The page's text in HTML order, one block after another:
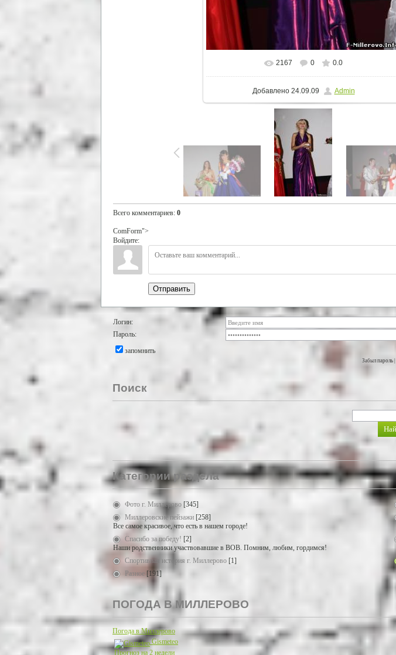
В реальном размере 400x600
2167 0 0.0
Добавлено24.09.09 Admin
Всего комментариев: 0
ComForm">
Войдите:
Отправить
Логин:
Пароль:
запомнить
Забыл пароль
Поиск
Категории раздела
Фото г. Миллерово [345]
Миллеровские пейзажи [258]
Все самое красивое, что есть в нашем городе!
Спасибо за победу! [2]
Наши родственники участвовавшие в ВОВ. Помним, любим, гордимся!
Спортивная история г. Миллерово [1]
Разное [191]
ПОГОДА В МИЛЛЕРОВО
Погода в Миллерово
Gismeteo
Прогноз на 2 недели